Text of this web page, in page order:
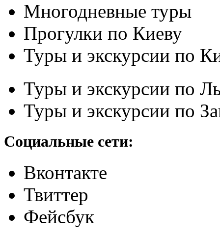
Многодневные туры
Прогулки по Киеву
Туры и экскурсии по
Туры и экскурсии по
Туры и экскурсии по
Социальные сети:
Вконтакте
Твиттер
Фейсбук